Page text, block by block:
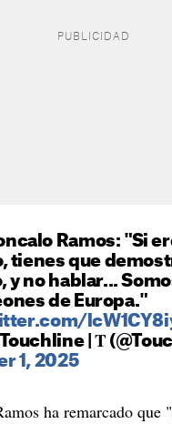
Ramos: "Si
tienes que
y no hablar...
de Europa."
| 𝐓
1, 2025
ha remarcado que